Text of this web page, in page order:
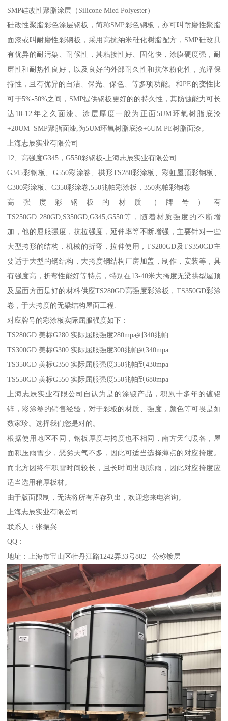
SMP硅改性聚脂涂层（Silicone Mied Polyester）
硅改性聚脂彩色涂层钢板，简称SMP彩色钢板，亦可叫耐磨性聚脂
面漆或叫耐磨性彩钢板，采用高抗纳米硅化树脂配方，SMP硅改具
有优异的耐污染、耐候性，其粘接性好、固化快，涂膜硬度强，耐
磨性和耐热性良好，以及良好的外部耐久性和抗体粉化性，光泽保
持性，且有优异的自洁、保光、保色、等多项功能。和PE的变性比
可于5%-50%之间，SMP提供钢板更好的的持久性，其防蚀能力可长
达10-12年之久面漆。涂层厚度一般为正面5UM环氧树脂底漆
+20UM SMP聚脂面漆,为5UM环氧树脂底漆+6UM PE树脂面漆。
上海志辰实业有限公司
12、高强度G345，G550彩钢板-上海志辰实业有限公司
G345彩钢板、G550彩涂卷、拱形TS280彩涂板、彩虹屋顶彩钢板、
G300彩涂板、G350彩涂卷,550兆帕彩涂板，350兆帕彩钢卷
高强度彩钢板的材质（牌号）有
TS250GD 280GD,S350GD,G345,G550等，随着材质强度的不断增
加，他的屈服强度，抗拉强度，延伸率等不断增强，主要针对一些
大型挎形的结构，机械的折弯，拉伸使用，TS280GD及TS350GD主
要适于大型的钢结构，大挎度钢结构厂房加盖，制作，安装等，具
有强度高，折弯性能好等特点，特别在13-40米大挎度无梁拱型屋顶
及屋面方面是好的材料供应TS280GD高强度彩涂板，TS350GD彩涂
卷，于大挎度的无梁结构屋面工程.
对应牌号的彩涂板实际屈服强度如下：
TS280GD 美标G280 实际屈服强度280mpa到340兆帕
TS300GD 美标G300 实际屈服强度300兆帕到340mpa
TS350GD 美标G350 实际屈服强度350兆帕到430mpa
TS550GD 美标G550 实际屈服强度550兆帕到680mpa
上海志辰实业有限公司自认为是的涂镀产品，积累十多年的镀铝
锌，彩涂卷的销售经验，对于彩板的材质、强度，颜色等可畏是如
数家珍。选择我们您是对的。
根据使用地区不同，钢板厚度与挎度也不相同，南方天气暖各，屋
面积压雨雪少，恶劣天气不多，因此可适当选择薄点的对应挎度。
而北方因终年积雪时间较长，且长时间出现冻雨，因此对应挎度应
适当选用稍厚板材。
由于版面限制，无法将所有库存列出，欢迎您来电咨询。
上海志辰实业有限公司
联系人：张振兴
QQ：
地址：上海市宝山区牡丹江路1242弄33号802 公称镀层